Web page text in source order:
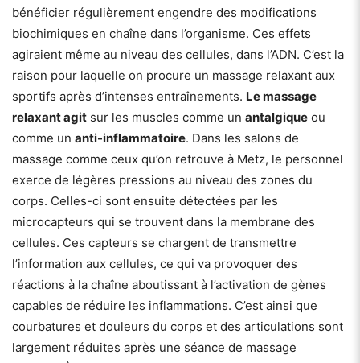
bénéficier régulièrement engendre des modifications
biochimiques en chaîne dans l’organisme. Ces effets
agiraient même au niveau des cellules, dans l’ADN. C’est la
raison pour laquelle on procure un massage relaxant aux
sportifs après d’intenses entraînements. Le massage
relaxant agit sur les muscles comme un antalgique ou
comme un anti-inflammatoire. Dans les salons de
massage comme ceux qu’on retrouve à Metz, le personnel
exerce de légères pressions au niveau des zones du
corps. Celles-ci sont ensuite détectées par les
microcapteurs qui se trouvent dans la membrane des
cellules. Ces capteurs se chargent de transmettre
l’information aux cellules, ce qui va provoquer des
réactions à la chaîne aboutissant à l’activation de gènes
capables de réduire les inflammations. C’est ainsi que
courbatures et douleurs du corps et des articulations sont
largement réduites après une séance de massage